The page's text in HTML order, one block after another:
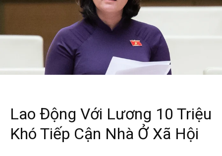
Lao Động Với Lương 10 Triệu
Khó Tiếp Cận Nhà Ở Xã Hội